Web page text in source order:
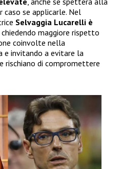
caso se applicarle. Nel
Selvaggia Lucarelli è
maggiore rispetto
coinvolte nella
e invitando a evitare la
rischiano di compromettere